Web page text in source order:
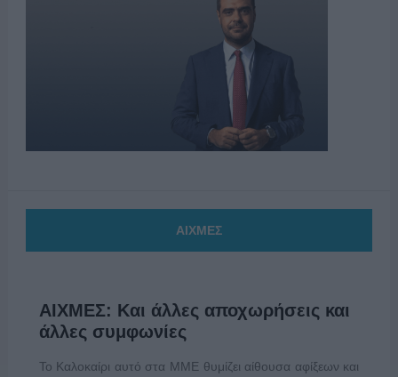
ΑΙΧΜΕΣ
ΑΙΧΜΕΣ: Και άλλες αποχωρήσεις και
άλλες συμφωνίες
Το Καλοκαίρι αυτό στα ΜΜΕ θυμίζει αίθουσα αφίξεων και